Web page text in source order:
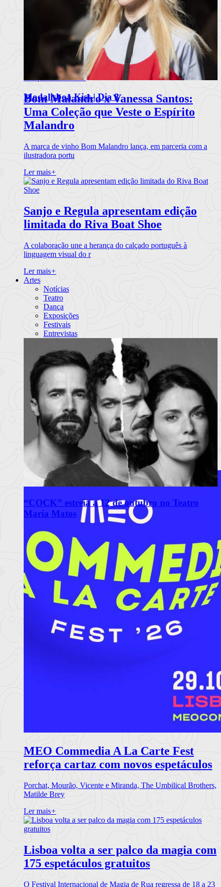
Modalisboa Kiss | Dia 3
Bom Malandro x Vanessa Santos:
Uma Coleção que Veste o Espírito
Malandro
A marca de vinho Bom Malandro lança, em parceria com a
ilustradora portu
Ler mais+
Sanjo e Regula apresentam edição
limitada do Riva Boat Shoe
A colaboração une a herança do calçado português à
linguagem visual do r
Ler mais+
Artes
Notícias
Teatro
Dança
Exposições
Festivais
Entrevistas
“COCK” estreia a 12 de outubro no Teatro
Maria Matos
MEO Commedia A La Carte Fest
reforça cartaz com novos espetáculos
Porchat, Mourão, Vicente e Miranda, The Umbilical Brothers,
Matilde Brey
Ler mais+
Lisboa volta a ser palco da magia com
175 espetáculos gratuitos
O Festival Internacional de Magia de Rua regressa de 18 a 23